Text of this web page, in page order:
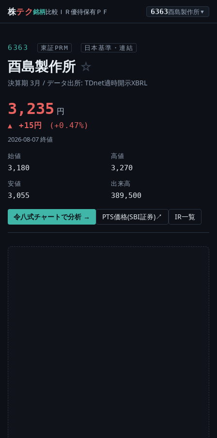
株テク銘柄比較 ＩＲ優待保有ＰＦ 6363酉島製作所▼
6363 東証PRM 日本基準・連結
酉島製作所 ☆
決算期 3月 / データ出所: TDnet適時開示XBRL
3,235 円
▲ +15円 (+0.47%)
2026-08-07 終値
始値
3,180
高値
3,270
安値
3,055
出来高
389,500
令八式チャートで分析 → PTS価格(SBI証券)↗ IR一覧